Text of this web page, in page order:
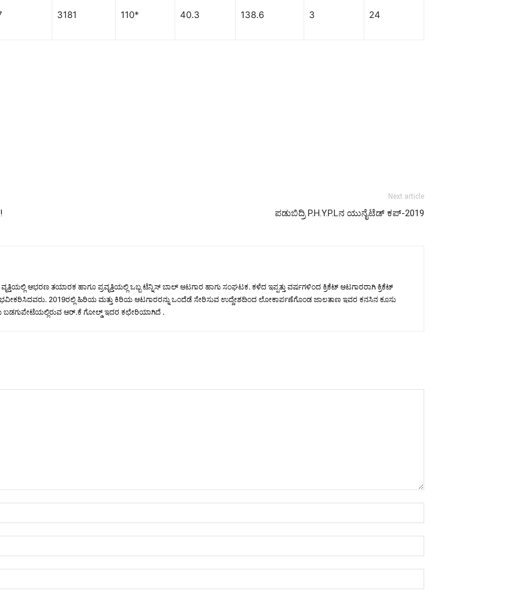
3181 110* 40.3 138.6 3 24
Next article
ಪಡುಬಿದ್ರಿ P.H.Y.P.Lನ ಯುನೈಟೆಡ್ ಕಪ್-2019
ಆಭರಣ ತಯಾರಕ ಹಾಗೂ ಪ್ರವೃತ್ತಿಯಲ್ಲಿ ಒಬ್ಬ ಟೆನ್ನಿಸ್ ಬಾಲ್ ಆಟಗಾರ ಹಾಗು ಸಂಘಟಕ. ಕಳೆದ ಇಪ್ಪತ್ತು ವರ್ಷಗಳಿಂದ ಕ್ರಿಕೆಟ್ ಆಟಗಾರರಾಗಿ ಕ್ರಿಕೆಟ್
2019ರಲ್ಲಿ ಹಿರಿಯ ಮತ್ತು ಕಿರಿಯ ಆಟಗಾರರನ್ನು ಒಂದೆಡೆ ಸೇರಿಸುವ ಉದ್ದೇಶದಿಂದ ಲೋಕಾರ್ಪಣೆಗೊಂಡ ಜಾಲತಾಣ ಇವರ ಕನಸಿನ ಕೂಸು
ಬಡಗುಪೇಟೆಯಲ್ಲಿರುವ ಆರ್.ಕೆ ಗೋಲ್ಡ್ ಇದರ ಕಛೇರಿಯಾಗಿದೆ .